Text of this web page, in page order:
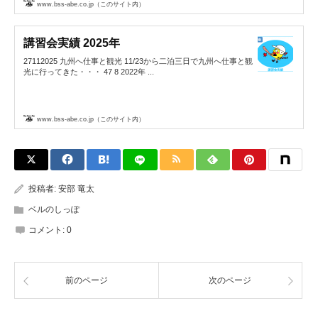
www.bss-abe.co.jp（このサイト内）
講習会実績 2025年
27112025 九州へ仕事と観光 11/23から二泊三日で九州へ仕事と観
光に行ってきた・・・ 47 8 2022年 ...
www.bss-abe.co.jp（このサイト内）
投稿者: 安部 竜太
ベルのしっぽ
コメント: 0
前のページ 次のページ